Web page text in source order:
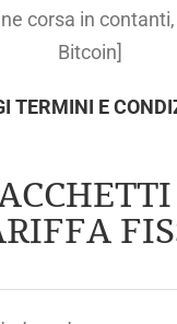
corsa in contanti,
Bitcoin]
TERMINI E